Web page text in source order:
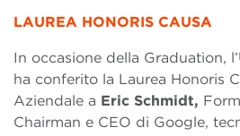
LAUREA HONORIS CAUSA
In occasione della Graduation,
ha conferito la Laurea Honoris
Aziendale a Eric Schmidt,
Chairman e CEO di Google,